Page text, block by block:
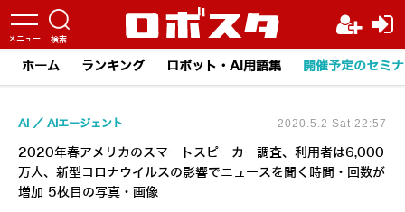
ホーム ランキング ロボット・AI用語集 開催予定のセミ
2020年春アメリカのスマートスピーカー調査、利用者は6,000
万人、新型コロナウイルスの影響でニュースを聞く時間・回数が
増加 5枚目の写真・画像
AI AIエージェント 2020.5.2 Sat 22:57